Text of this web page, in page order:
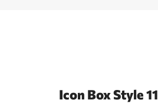
Icon Box Style 11